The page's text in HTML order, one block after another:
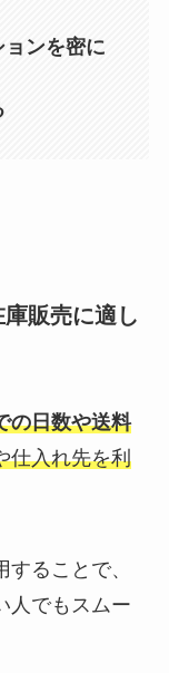
ンを密に
販売に適し
の日数や送料
仕入れ先を利
ることで、
人でもスムー